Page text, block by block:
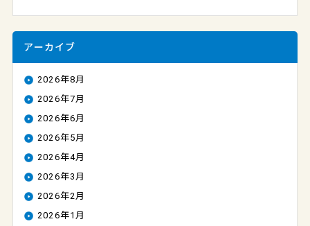
アーカイブ
2026年8月
2026年7月
2026年6月
2026年5月
2026年4月
2026年3月
2026年2月
2026年1月